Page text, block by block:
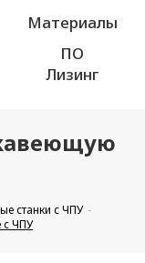
Материалы
ПО
Лизинг
станки с ЧПУ
с ЧПУ